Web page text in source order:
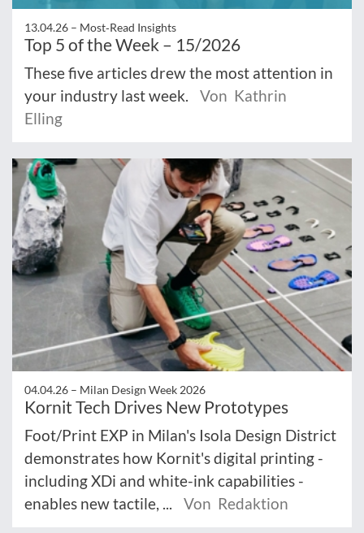
13.04.26 – Most‑Read Insights
Top 5 of the Week – 15/2026
These five articles drew the most attention in
your industry last week.
Von Kathrin
Elling
04.04.26 – Milan Design Week 2026
Kornit Tech Drives New Prototypes
Foot/Print EXP in Milan's Isola Design District
demonstrates how Kornit's digital printing -
including XDi and white-ink capabilities -
enables new tactile, ...
Von Redaktion